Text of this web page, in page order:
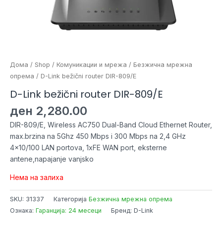
Дома / Shop / Комуникации и мрежа / Безжична мрежна
опрема / D-Link bežični router DIR-809/E
D-Link bežični router DIR-809/E
ден 2,280.00
DIR-809/E, Wireless AC750 Dual-Band Cloud Ethernet Router,
max.brzina na 5Ghz 450 Mbps i 300 Mbps na 2,4 GHz
4×10/100 LAN portova, 1xFE WAN port, eksterne
antene,napajanje vanjsko
Нема на залиха
SKU: 31337 Категорија Безжична мрежна опрема
Ознака: Гаранција: 24 месеци Бренд: D-Link